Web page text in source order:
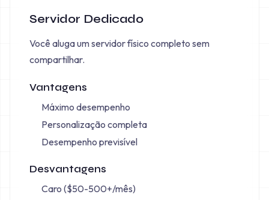
Servidor Dedicado
Você aluga um servidor físico completo sem
compartilhar.
Vantagens
Máximo desempenho
Personalização completa
Desempenho previsível
Desvantagens
Caro ($50-500+/mês)